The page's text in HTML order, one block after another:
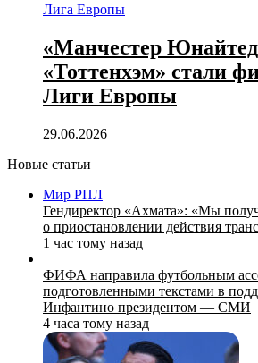
Лига Европы
«Манчестер
«Тоттенхэм» стали
Лиги Европы
29.06.2026
Новые статьи
Мир РПЛ
Гендиректор «Ахмата»: «Мы
о приостановлении действия
1 час тому назад
ФИФА направила футбольным
подготовленными текстами в
Инфантино президентом — СМИ
4 часа тому назад